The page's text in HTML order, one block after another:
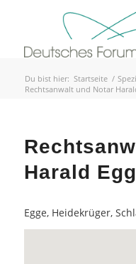
Du bist hier: Startseite /
Rechtsanwalt und Notar
Harald
Egge, Heidekrüger,